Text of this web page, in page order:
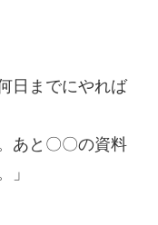
日までにやれば
あと〇〇の資料
」